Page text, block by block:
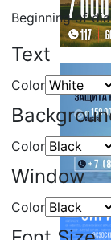
Beginning of
Text
Color
Color
Window
Color